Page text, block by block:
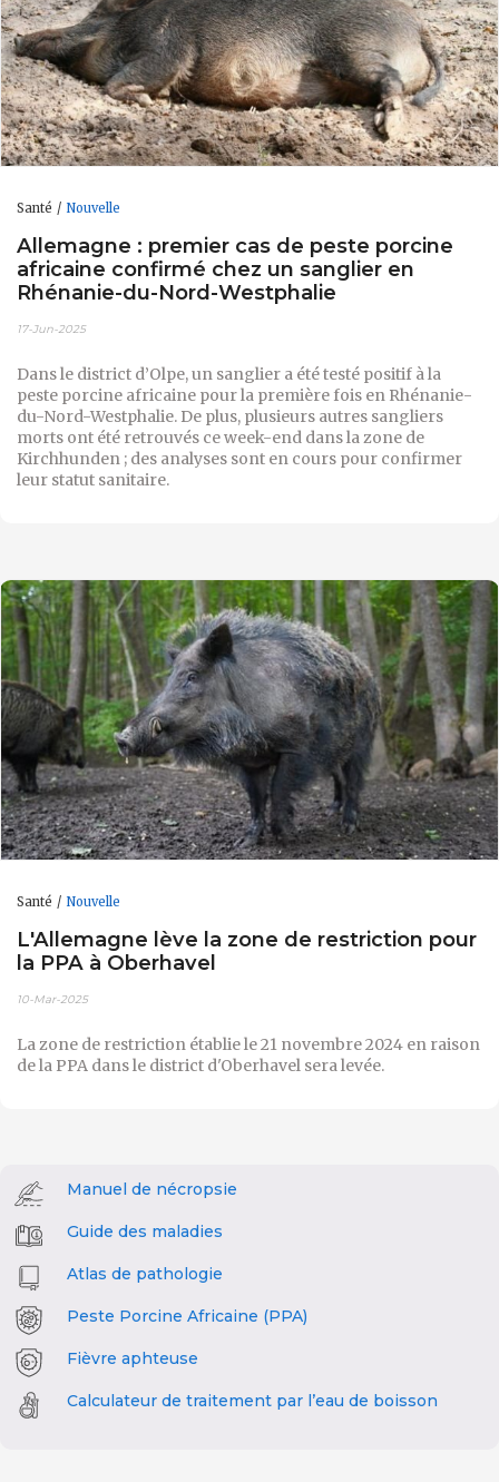
Santé Nouvelle
Allemagne : premier cas de peste porcine
africaine confirmé chez un sanglier en
Rhénanie-du-Nord-Westphalie
17-Jun-2025
Dans le district d’Olpe, un sanglier a été testé positif à la
peste porcine africaine pour la première fois en Rhénanie-
du-Nord-Westphalie. De plus, plusieurs autres sangliers
morts ont été retrouvés ce week-end dans la zone de
Kirchhunden ; des analyses sont en cours pour confirmer
leur statut sanitaire.
Santé Nouvelle
L'Allemagne lève la zone de restriction pour
la PPA à Oberhavel
10-Mar-2025
La zone de restriction établie le 21 novembre 2024 en raison
de la PPA dans le district d'Oberhavel sera levée.
Manuel de nécropsie
Guide des maladies
Atlas de pathologie
Peste Porcine Africaine (PPA)
Fièvre aphteuse
Calculateur de traitement par l’eau de boisson